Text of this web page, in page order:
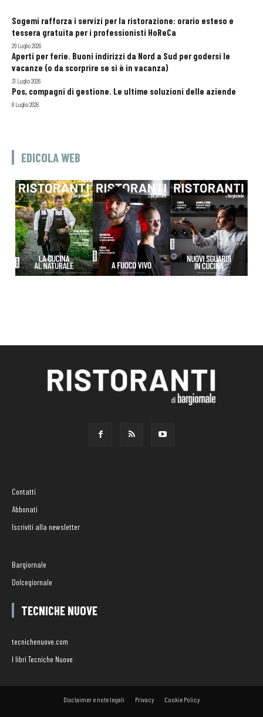
Sogemi rafforza i servizi per la ristorazione: orario esteso e
tessera gratuita per i professionisti HoReCa
29 Luglio 2026
Aperti per ferie. Buoni indirizzi da Nord a Sud per godersi le
vacanze (o da scorprire se si è in vacanza)
31 Luglio 2026
Pos, compagni di gestione. Le ultime soluzioni delle aziende
8 Luglio 2026
EDICOLA WEB
Contatti
Abbonati
Iscriviti alla newsletter
Bargiornale
Dolcegiornale
TECNICHE NUOVE
tecnichenuove.com
I libri Tecniche Nuove
Disclaimer e note legali Privacy Cookie Policy